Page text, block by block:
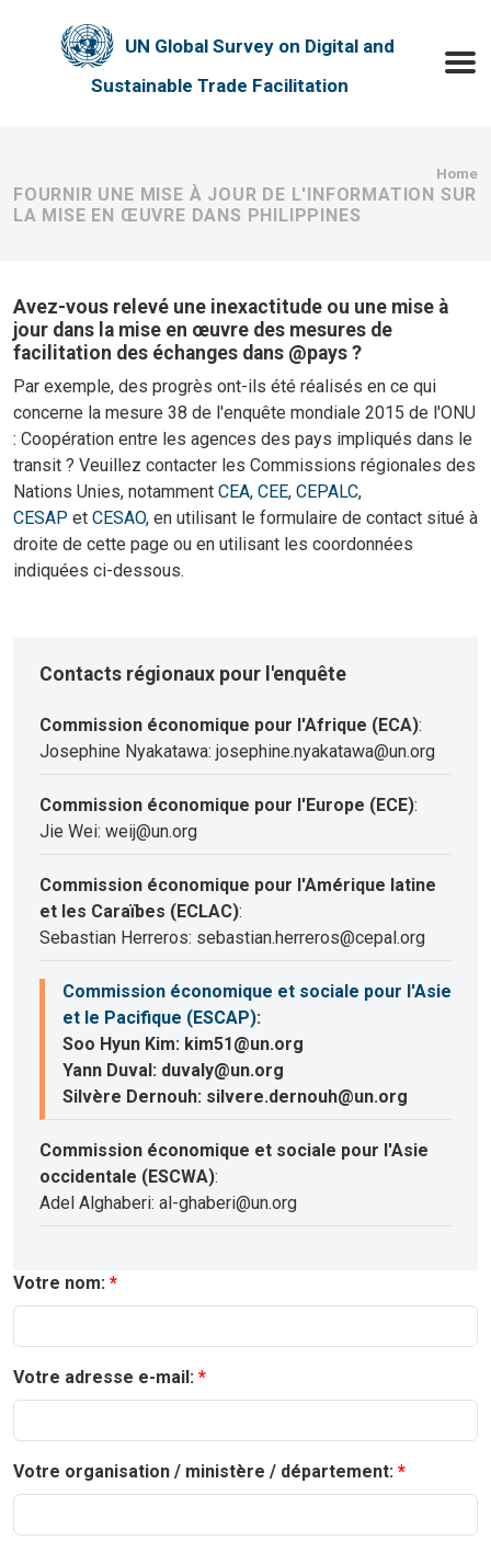
UN Global Survey on Digital and
Sustainable Trade Facilitation
Home
FOURNIR UNE MISE À JOUR DE L'INFORMATION SUR
LA MISE EN ŒUVRE DANS PHILIPPINES
Avez-vous relevé une inexactitude ou une mise à
jour dans la mise en œuvre des mesures de
facilitation des échanges dans @pays ?
Par exemple, des progrès ont-ils été réalisés en ce qui
concerne la mesure 38 de l'enquête mondiale 2015 de l'ONU
: Coopération entre les agences des pays impliqués dans le
transit ? Veuillez contacter les Commissions régionales des
Nations Unies, notamment CEA, CEE, CEPALC,
CESAP et CESAO, en utilisant le formulaire de contact situé à
droite de cette page ou en utilisant les coordonnées
indiquées ci-dessous.
Contacts régionaux pour l'enquête
Commission économique pour l'Afrique (ECA):
Josephine Nyakatawa: josephine.nyakatawa@un.org
Commission économique pour l'Europe (ECE):
Jie Wei: weij@un.org
Commission économique pour l'Amérique latine
et les Caraïbes (ECLAC):
Sebastian Herreros: sebastian.herreros@cepal.org
Commission économique et sociale pour l'Asie
et le Pacifique (ESCAP):
Soo Hyun Kim: kim51@un.org
Yann Duval: duvaly@un.org
Silvère Dernouh: silvere.dernouh@un.org
Commission économique et sociale pour l'Asie
occidentale (ESCWA):
Adel Alghaberi: al-ghaberi@un.org
Votre nom:
Votre adresse e-mail:
Votre organisation / ministère / département: